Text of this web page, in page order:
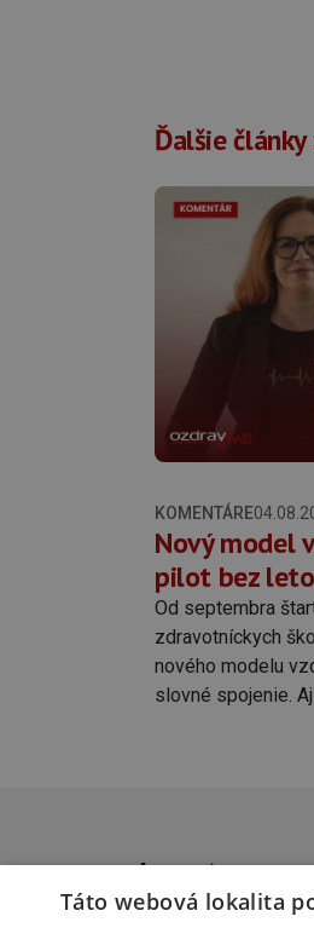
Ďalšie
KOMENTÁRE
Nový model
pilot bez
Od septembra
zdravotníckych
nového modelu
slovné spojenie.
Táto webová lokalita